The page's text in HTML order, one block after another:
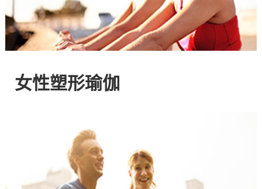
官
方
网
女性塑形瑜伽